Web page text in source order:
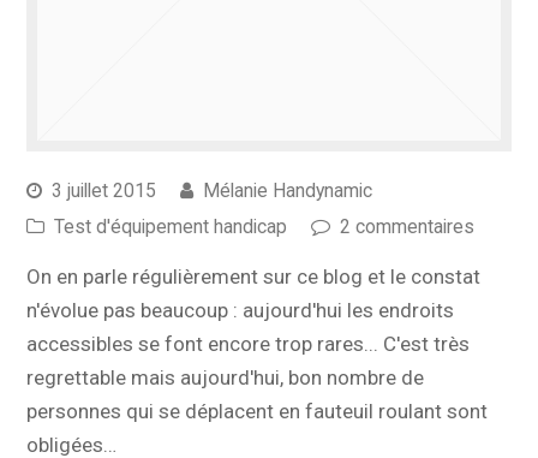
3 juillet 2015
Mélanie Handynamic
Test d'équipement handicap
2 commentaires
On en parle régulièrement sur ce blog et le constat
n'évolue pas beaucoup : aujourd'hui les endroits
accessibles se font encore trop rares... C'est très
regrettable mais aujourd'hui, bon nombre de
personnes qui se déplacent en fauteuil roulant sont
obligées…